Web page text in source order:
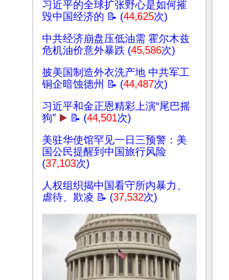
习近平的全球扩张野心是如何摧
毁中国经济的 📝 (44,625次)
中共经济崩盘压低油需 霍尔木兹
危机油价意外暴跌 (45,586次)
披美国制造外衣洗产地 中共军工
铜企暗蚀德州 📝 (44,487次)
习近平和金正恩精彩上演“尾巴摇
狗” ▶️ 📝 (44,501次)
美驻华使馆罕见一日三预警：美
国公民提醒到中国旅行风险
(37,103次)
人权组织揭中国看守所内暴力、
虐待、欺凌 📝 (37,532次)